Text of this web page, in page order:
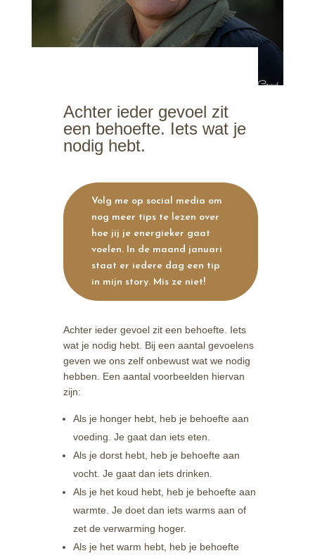
Achter ieder gevoel zit
een behoefte. Iets wat je
nodig hebt.
Volg me op social media om
nog meer tips te lezen over
hoe jij je energieker gaat
voelen. In de maand januari
staat er iedere dag een tip
in mijn story. Mis ze niet!
Achter ieder gevoel zit een behoefte. Iets
wat je nodig hebt. Bij een aantal gevoelens
geven we ons zelf onbewust wat we nodig
hebben. Een aantal voorbeelden hiervan
zijn:
Als je honger hebt, heb je behoefte aan
voeding. Je gaat dan iets eten.
Als je dorst hebt, heb je behoefte aan
vocht. Je gaat dan iets drinken.
Als je het koud hebt, heb je behoefte aan
warmte. Je doet dan iets warms aan of
zet de verwarming hoger.
Als je het warm hebt, heb je behoefte